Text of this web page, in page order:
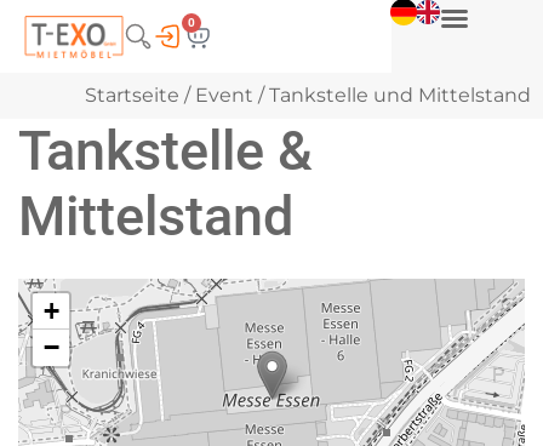
0
Startseite / Event / Tankstelle und Mittelstand
Tankstelle &
Mittelstand
+
−